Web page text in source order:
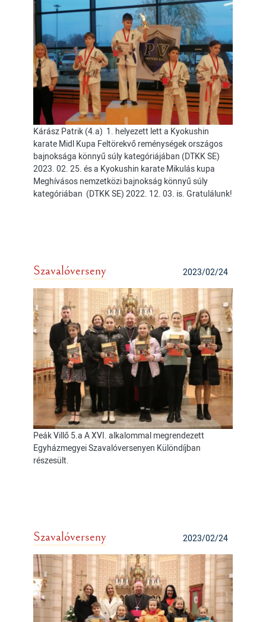
Kárász Patrik (4.a) 1. helyezett lett a Kyokushin
karate Midl Kupa Feltörekvő reménységek országos
bajnoksága könnyű súly kategóriájában (DTKK SE)
2023. 02. 25. és a Kyokushin karate Mikulás kupa
Meghívásos nemzetközi bajnokság könnyű súly
kategóriában (DTKK SE) 2022. 12. 03. is. Gratulálunk!
2023/02/24
Szavalóverseny
Peák Villő 5.a A XVI. alkalommal megrendezett
Egyházmegyei Szavalóversenyen Különdíjban
részesült.
2023/02/24
Szavalóverseny